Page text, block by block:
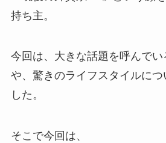
持ち主。
今回は、大きな話題を呼んで
や、驚きのライフスタイルにつ
した。
そこで今回は、